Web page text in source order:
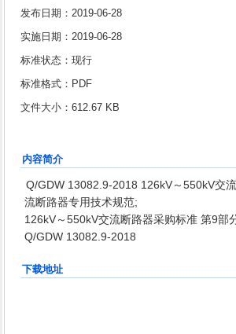
发布日期：2019-06-28
实施日期：2019-06-28
标准状态：现行
标准格式：PDF
文件大小：612.67 KB
内容简介
Q/GDW 13082.9-2018 126kV～550kV交
流断路器专用技术规范;
126kV～550kV交流断路器采购标准 第9
Q/GDW 13082.9-2018
下载地址